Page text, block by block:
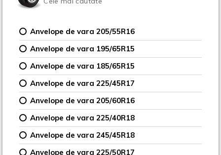
Anvelope de vara 205/55R16
Anvelope de vara 195/65R15
Anvelope de vara 185/65R15
Anvelope de vara 225/45R17
Anvelope de vara 205/60R16
Anvelope de vara 225/40R18
Anvelope de vara 245/45R18
Anvelope de vara 225/50R17